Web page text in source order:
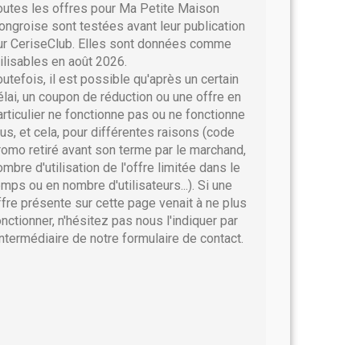
les offres pour Ma Petite Maison
sont testées avant leur publication
CeriseClub. Elles sont données comme
en août 2026.
il est possible qu'après un certain
un coupon de réduction ou une offre en
ne fonctionne pas ou ne fonctionne
et cela, pour différentes raisons (code
retiré avant son terme par le marchand,
d'utilisation de l'offre limitée dans le
ou en nombre d'utilisateurs...). Si une
présente sur cette page venait à ne plus
n'hésitez pas nous l'indiquer par
de notre formulaire de contact.